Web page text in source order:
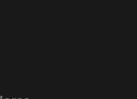
nueva)
(abre en ventana nueva)
Blog (abre en ventana
ventana nueva)